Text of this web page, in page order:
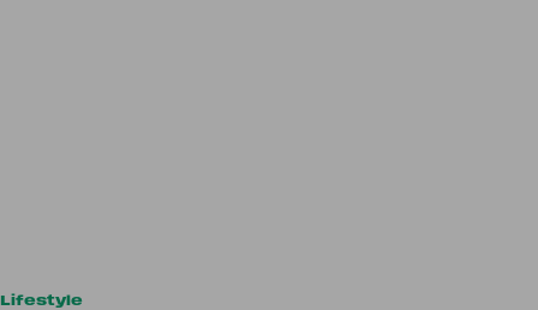
Lifestyle